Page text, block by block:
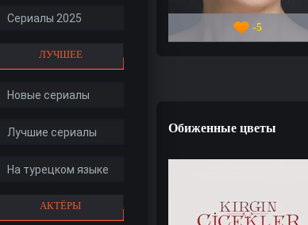
Сериалы 2025
ЛУЧШЕЕ
Новые сериалы
Лучшие сериалы
На турецком языке
АКТЁРЫ
-5
Обиженные цветы